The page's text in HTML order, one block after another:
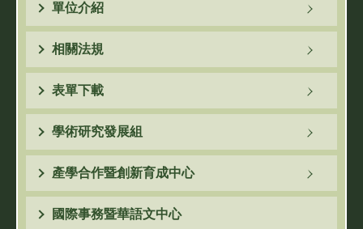
單位介紹
相關法規
表單下載
學術研究發展組
產學合作暨創新育成中心
國際事務暨華語文中心